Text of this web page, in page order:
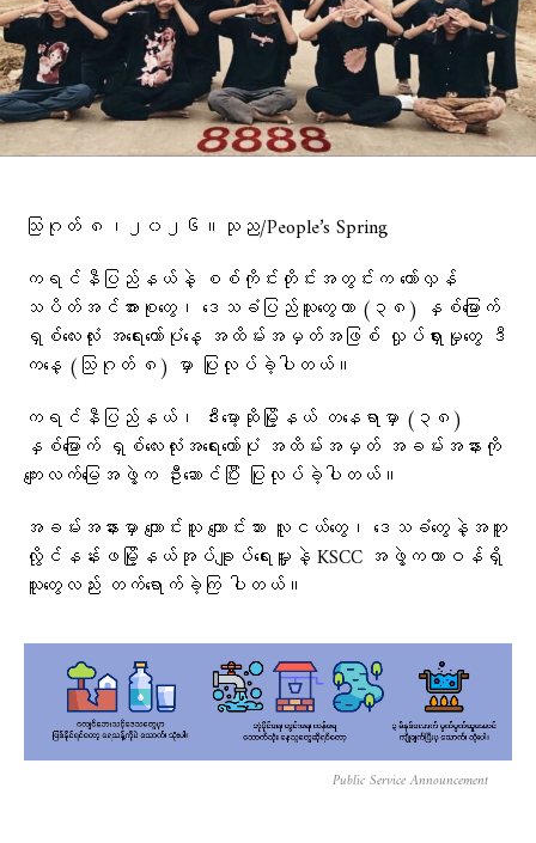
သြဂုတ် ၈၊၂၀၂၆။သုည/People’s Spring
ကရင်နီပြည်နယ်နဲ့ စစ်ကိုင်းတိုင်းအတွင်းက တော်လှန်
သပိတ်အင်အားစုတွေ၊ ဒေသခံပြည်သူတွေဟာ (၃၈) နှစ်မြောက်
ရှစ်လေးလုံး အရေးတော်ပုံနေ့ အထိမ်းအမှတ်အဖြစ် လှုပ်ရှားမှုတွေ ဒီ
ကနေ့ (သြဂုတ် ၈) မှာ ပြုလုပ်ခဲ့ပါတယ်။
ကရင်နီပြည်နယ်၊ ဒီးမော့ဆိုမြို့နယ် တနေရာမှာ (၃၈)
နှစ်မြောက် ရှစ်လေးလုံးအရေးတော်ပုံ အထိမ်းအမှတ် အခမ်းအနားကို
ကျေးလက်မြေအဖွဲ့က ဦးဆောင်ပြီး ပြုလုပ်ခဲ့ပါတယ်။
အခမ်းအနားမှာ ကျောင်းသူ ကျောင်းသား လူငယ်တွေ၊ ဒေသခံတွေနဲ့အတူ
လွိုင်နန်းဖမြို့နယ်အုပ်ချူပ်ရေးမှူးနဲ့ KSCC အဖွဲ့ကတာဝန်ရှိ
သူတွေလည်း တက်ရောက်ခဲ့ကြ ပါတယ်။
Public Service Announcement